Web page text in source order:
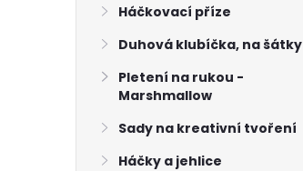
Háčkovací příze
Duhová klubíčka, na šátky
Pletení na rukou -
Marshmallow
Sady na kreativní tvoření
Háčky a jehlice